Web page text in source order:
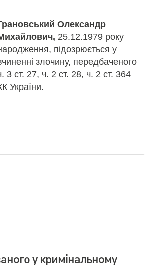
Олександр
25.12.1979 року
підозрюється у
злочину, передбаченого
3 ст. 27, ч. 2 ст. 28, ч. 2 ст. 364
України.
у кримінальному